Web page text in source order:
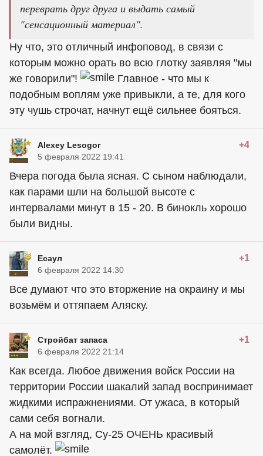
переврать друг друга и выдать самый
"сенсационный материал".
Ну что, это отличный инфоповод, в связи с
которым можно орать во всю глотку заявляя "мы
же говорили"!
Главное - что мы к
подобным воплям уже привыкли, а те, для кого
эту чушь строчат, начнут ещё сильнее бояться.
Alexey Lesogor +4
5 февраля 2022 19:41
Вчера погода была ясная. С сыном наблюдали,
как парами шли на большой высоте с
интервалами минут в 15 - 20. В бинокль хорошо
были видны.
Есаул +1
6 февраля 2022 14:30
Все думают что это вторжение на окраину и мы
возьмём и оттяпаем Аляску.
Стройбат запаса +1
6 февраля 2022 21:14
Как всегда. Любое движения войск России на
территории России шакалий запад воспринимает
жидкими испражнениями. От ужаса, в который
сами себя вогнали.
А на мой взгляд, Су-25 ОЧЕНЬ красивый
самолёт.